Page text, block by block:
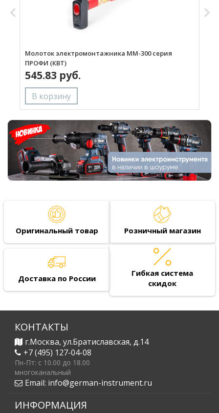
Молоток электромонтажника ММ-300 серия
ПРОФИ (КВТ)
545.83 руб.
Оригинальный товар Розничный магазин
Доставка по России
Гибкая система
скидок
КОНТАКТЫ
г.Москва, ул.Братиславская, д.14
+7 (495) 127-04-08
Пн-Пт: c 10.00 до 18.00
многоканальный
Email: info@german-instrument.ru
ИНФОРМАЦИЯ